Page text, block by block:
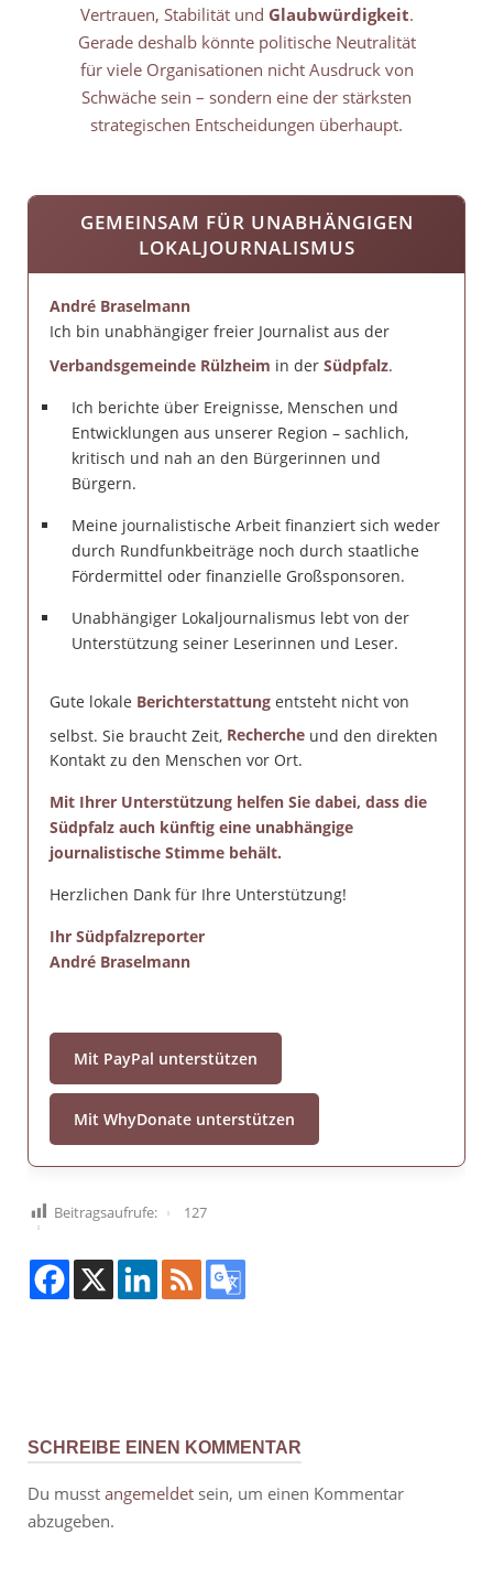
Vertrauen, Stabilität und Glaubwürdigkeit.
Gerade deshalb könnte politische Neutralität
für viele Organisationen nicht Ausdruck von
Schwäche sein – sondern eine der stärksten
strategischen Entscheidungen überhaupt.
GEMEINSAM FÜR UNABHÄNGIGEN
LOKALJOURNALISMUS
André Braselmann
Ich bin unabhängiger freier Journalist aus der
Verbandsgemeinde Rülzheim in der Südpfalz.
Ich berichte über Ereignisse, Menschen und
Entwicklungen aus unserer Region – sachlich,
kritisch und nah an den Bürgerinnen und
Bürgern.
Meine journalistische Arbeit finanziert sich weder
durch Rundfunkbeiträge noch durch staatliche
Fördermittel oder finanzielle Großsponsoren.
Unabhängiger Lokaljournalismus lebt von der
Unterstützung seiner Leserinnen und Leser.
Gute lokale Berichterstattungentsteht nicht von
selbst. Sie braucht Zeit, Rechercheund den direkten
Kontakt zu den Menschen vor Ort.
Mit Ihrer Unterstützung helfen Sie dabei, dass die
Südpfalz auch künftig eine unabhängige
journalistische Stimme behält.
Herzlichen Dank für Ihre Unterstützung!
Ihr Südpfalzreporter
André Braselmann
Mit PayPal unterstützen
Mit WhyDonate unterstützen
Beitragsaufrufe: 127
SCHREIBE EINEN KOMMENTAR
Du musst angemeldet sein, um einen Kommentar
abzugeben.